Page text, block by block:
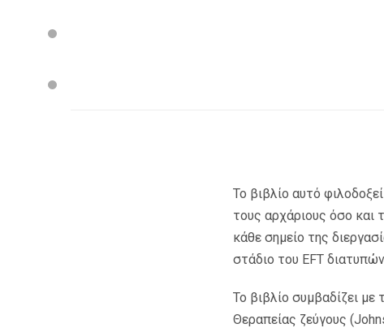
Το βιβλίο αυτό
τους αρχάριους όσο και
κάθε σημείο της
στάδιο του EFT
Το βιβλίο συμβαδίζει
Θεραπείας ζεύγους